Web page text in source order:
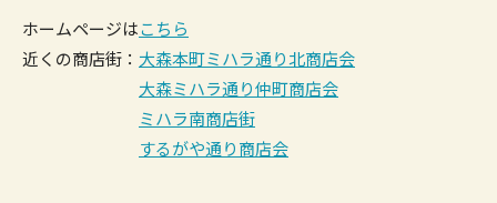
ホームページはこちら
近くの商店街： 大森本町ミハラ通り北商店会
大森ミハラ通り仲町商店会
ミハラ南商店街
するがや通り商店会